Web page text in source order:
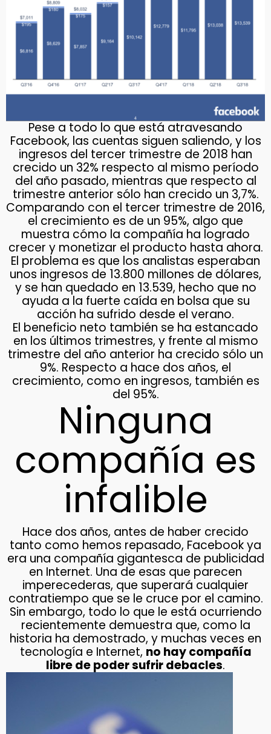
Pese a todo lo que está atravesando
Facebook, las cuentas siguen saliendo, y los
ingresos del tercer trimestre de 2018 han
crecido un 32% respecto al mismo período
del año pasado, mientras que respecto al
trimestre anterior sólo han crecido un 3,7%.
Comparando con el tercer trimestre de 2016,
el crecimiento es de un 95%, algo que
muestra cómo la compañía ha logrado
crecer y monetizar el producto hasta ahora.
El problema es que los analistas esperaban
unos ingresos de 13.800 millones de dólares,
y se han quedado en 13.539, hecho que no
ayuda a la fuerte caída en bolsa que su
acción ha sufrido desde el verano.
El beneficio neto también se ha estancado
en los últimos trimestres, y frente al mismo
trimestre del año anterior ha crecido sólo un
9%. Respecto a hace dos años, el
crecimiento, como en ingresos, también es
del 95%.
Ninguna
compañía es
infalible
Hace dos años, antes de haber crecido
tanto como hemos repasado, Facebook ya
era una compañía gigantesca de publicidad
en Internet. Una de esas que parecen
imperecederas, que superará cualquier
contratiempo que se le cruce por el camino.
Sin embargo, todo lo que le está ocurriendo
recientemente demuestra que, como la
historia ha demostrado, y muchas veces en
tecnología e Internet, no hay compañía
libre de poder sufrir debacles.